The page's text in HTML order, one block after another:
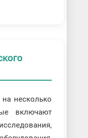
несколько
включают